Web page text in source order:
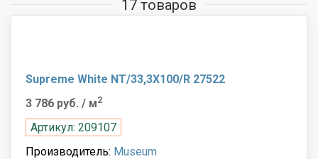
17 товаров
Supreme White NT/33,3X100/R 27522
3 786 руб. / м2
Артикул: 209107
Производитель: Museum